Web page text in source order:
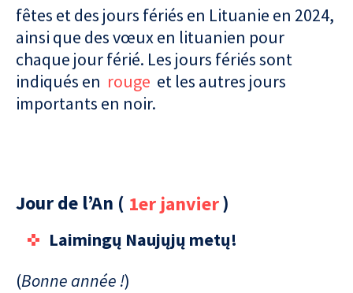
fêtes et des jours fériés en Lituanie en 2024,
ainsi que des vœux en lituanien pour
chaque jour férié. Les jours fériés sont
indiqués en rouge et les autres jours
importants en noir.
Jour de l’An ( 1er janvier)
Laimingų Naujųjų metų!
(Bonne année !)